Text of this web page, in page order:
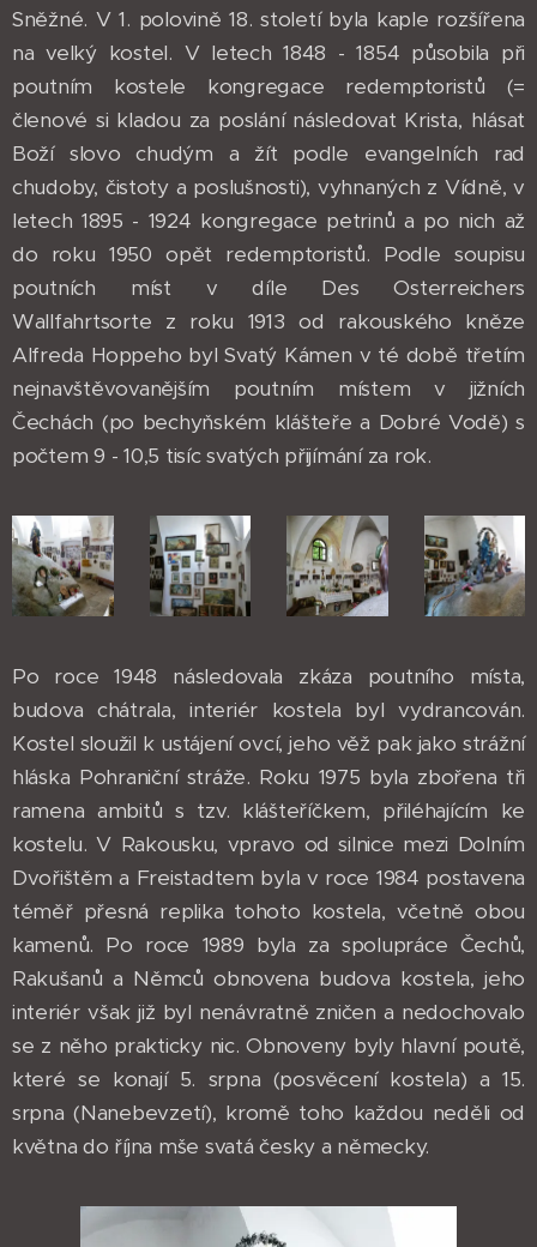
Sněžné. V 1. polovině 18. století byla kaple rozšířena
na velký kostel. V letech 1848 - 1854 působila při
poutním kostele kongregace redemptoristů (=
členové si kladou za poslání následovat Krista, hlásat
Boží slovo chudým a žít podle evangelních rad
chudoby, čistoty a poslušnosti), vyhnaných z Vídně, v
letech 1895 - 1924 kongregace petrinů a po nich až
do roku 1950 opět redemptoristů. Podle soupisu
poutních míst v díle Des Osterreichers
Wallfahrtsorte z roku 1913 od rakouského kněze
Alfreda Hoppeho byl Svatý Kámen v té době třetím
nejnavštěvovanějším poutním místem v jižních
Čechách (po bechyňském klášteře a Dobré Vodě) s
počtem 9 - 10,5 tisíc svatých přijímání za rok.
Po roce 1948 následovala zkáza poutního místa,
budova chátrala, interiér kostela byl vydrancován.
Kostel sloužil k ustájení ovcí, jeho věž pak jako strážní
hláska Pohraniční stráže. Roku 1975 byla zbořena tři
ramena ambitů s tzv. klášteříčkem, přiléhajícím ke
kostelu. V Rakousku, vpravo od silnice mezi Dolním
Dvořištěm a Freistadtem byla v roce 1984 postavena
téměř přesná replika tohoto kostela, včetně obou
kamenů. Po roce 1989 byla za spolupráce Čechů,
Rakušanů a Němců obnovena budova kostela, jeho
interiér však již byl nenávratně zničen a nedochovalo
se z něho prakticky nic. Obnoveny byly hlavní poutě,
které se konají 5. srpna (posvěcení kostela) a 15.
srpna (Nanebevzetí), kromě toho každou neděli od
května do října mše svatá česky a německy.